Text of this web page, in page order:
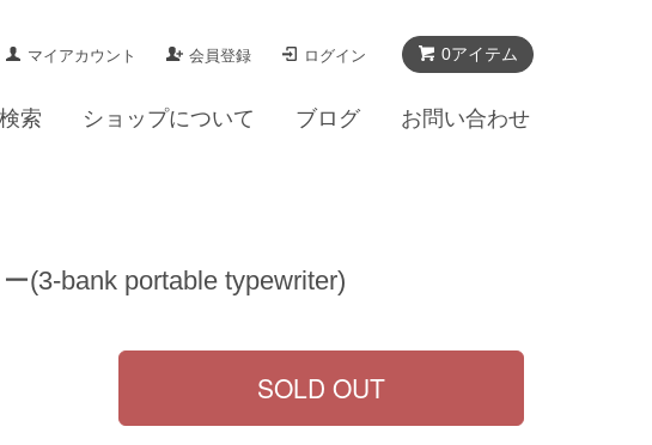
0アイテム
マイアカウント 会員登録 ログイン
索 ショップについて ブログ お問い合わせ
(3-bank portable typewriter)